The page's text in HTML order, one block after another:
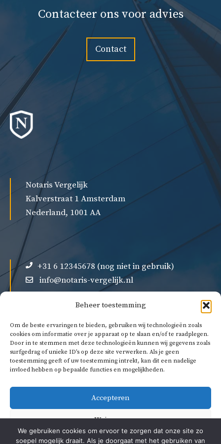
Beheer toestemming
Om de beste ervaringen te bieden, gebruiken wij technologieën zoals
cookies om informatie over je apparaat op te slaan en/of te raadplegen.
Door in te stemmen met deze technologieën kunnen wij gegevens zoals
surfgedrag of unieke ID's op deze site verwerken. Als je geen
toestemming geeft of uw toestemming intrekt, kan dit een nadelige
invloed hebben op bepaalde functies en mogelijkheden.
Accepteren
Weigeren
Bekijk voorkeuren
Contacteer ons voor advies
Contact
Notaris Vergelijk
Kalverstraat 1 Amsterdam
Nederland, 1001 AA
+31 6 12345678 (nog niet in gebruik)
info@notaris-vergelijk.nl
Over ons
Privacybeleid
Algemene voorwaarden
We gebruiken cookies om ervoor te zorgen dat onze site zo
soepel mogelijk draait. Als je doorgaat met het gebruiken van